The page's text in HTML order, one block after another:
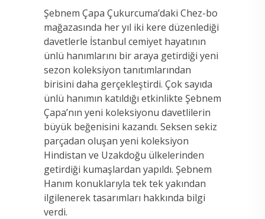
Şebnem Çapa Çukurcuma’daki Chez-bo
mağazasında her yıl iki kere düzenlediği
davetlerle İstanbul cemiyet hayatının
ünlü hanımlarını bir araya getirdiği yeni
sezon koleksiyon tanıtımlarından
birisini daha gerçekleştirdi. Çok sayıda
ünlü hanımın katıldığı etkinlikte Şebnem
Çapa’nın yeni koleksiyonu davetlilerin
büyük beğenisini kazandı. Seksen sekiz
parçadan oluşan yeni koleksiyon
Hindistan ve Uzakdoğu ülkelerinden
getirdiği kumaşlardan yapıldı. Şebnem
Hanım konuklarıyla tek tek yakından
ilgilenerek tasarımları hakkında bilgi
verdi.